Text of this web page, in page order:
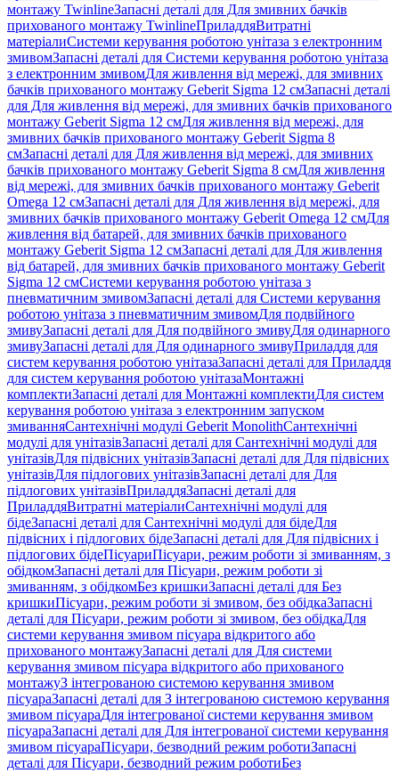
монтажу TwinlineЗапасні деталі для Для змивних бачків
прихованого монтажу TwinlineПриладдяВитратні
матеріалиСистеми керування роботою унітаза з електронним
змивомЗапасні деталі для Системи керування роботою унітаза
з електронним змивомДля живлення від мережі, для змивних
бачків прихованого монтажу Geberit Sigma 12 смЗапасні деталі
для Для живлення від мережі, для змивних бачків прихованого
монтажу Geberit Sigma 12 смДля живлення від мережі, для
змивних бачків прихованого монтажу Geberit Sigma 8
смЗапасні деталі для Для живлення від мережі, для змивних
бачків прихованого монтажу Geberit Sigma 8 смДля живлення
від мережі, для змивних бачків прихованого монтажу Geberit
Omega 12 смЗапасні деталі для Для живлення від мережі, для
змивних бачків прихованого монтажу Geberit Omega 12 смДля
живлення від батарей, для змивних бачків прихованого
монтажу Geberit Sigma 12 смЗапасні деталі для Для живлення
від батарей, для змивних бачків прихованого монтажу Geberit
Sigma 12 смСистеми керування роботою унітаза з
пневматичним змивомЗапасні деталі для Системи керування
роботою унітаза з пневматичним змивомДля подвійного
змивуЗапасні деталі для Для подвійного змивуДля одинарного
змивуЗапасні деталі для Для одинарного змивуПриладдя для
систем керування роботою унітазаЗапасні деталі для Приладдя
для систем керування роботою унітазаМонтажні
комплектиЗапасні деталі для Монтажні комплектиДля систем
керування роботою унітаза з електронним запуском
змиванняСантехнічні модулі Geberit MonolithСантехнічні
модулі для унітазівЗапасні деталі для Сантехнічні модулі для
унітазівДля підвісних унітазівЗапасні деталі для Для підвісних
унітазівДля підлогових унітазівЗапасні деталі для Для
підлогових унітазівПриладдяЗапасні деталі для
ПриладдяВитратні матеріалиСантехнічні модулі для
бідеЗапасні деталі для Сантехнічні модулі для бідеДля
підвісних і підлогових бідеЗапасні деталі для Для підвісних і
підлогових бідеПісуариПісуари, режим роботи зі змиванням, з
обідкомЗапасні деталі для Пісуари, режим роботи зі
змиванням, з обідкомБез кришкиЗапасні деталі для Без
кришкиПісуари, режим роботи зі змивом, без обідкаЗапасні
деталі для Пісуари, режим роботи зі змивом, без обідкаДля
системи керування змивом пісуара відкритого або
прихованого монтажуЗапасні деталі для Для системи
керування змивом пісуара відкритого або прихованого
монтажуЗ інтегрованою системою керування змивом
пісуараЗапасні деталі для З інтегрованою системою керування
змивом пісуараДля інтегрованої системи керування змивом
пісуараЗапасні деталі для Для інтегрованої системи керування
змивом пісуараПісуари, безводний режим роботиЗапасні
деталі для Пісуари, безводний режим роботиБез